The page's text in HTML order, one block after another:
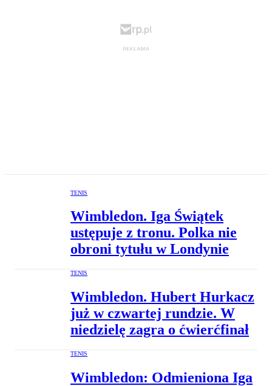
TENIS
Wimbledon. Iga Świątek
ustępuje z tronu. Polka nie
obroni tytułu w Londynie
TENIS
Wimbledon. Hubert Hurkacz
już w czwartej rundzie. W
niedzielę zagra o ćwierćfinał
TENIS
Wimbledon: Odmieniona Iga